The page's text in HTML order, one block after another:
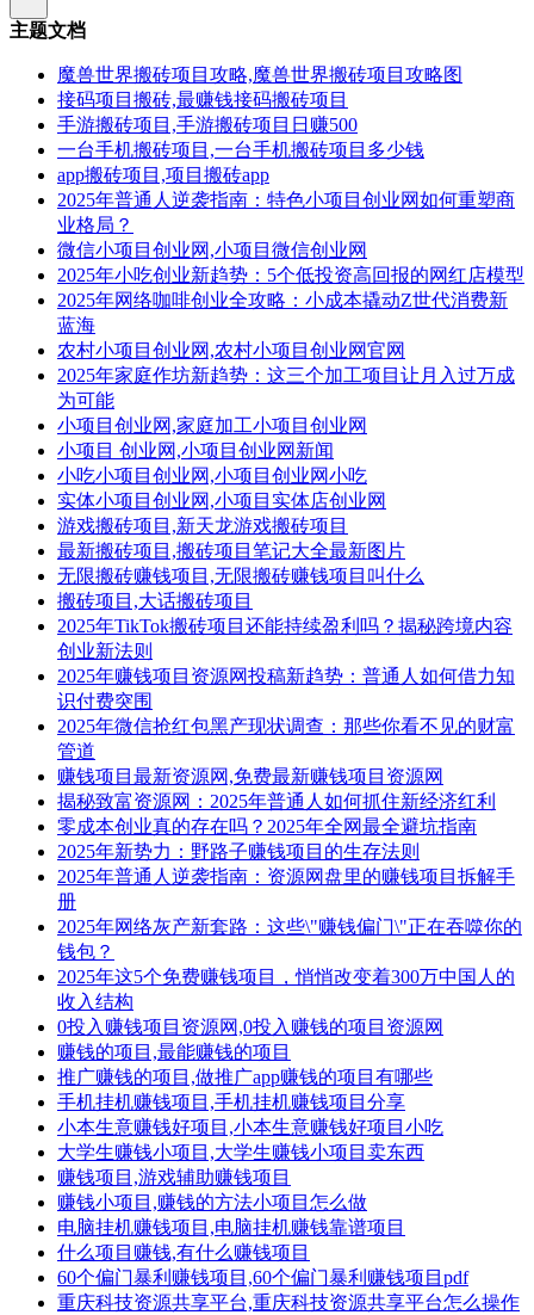
主题文档
魔兽世界搬砖项目攻略,魔兽世界搬砖项目攻略图
接码项目搬砖,最赚钱接码搬砖项目
手游搬砖项目,手游搬砖项目日赚500
一台手机搬砖项目,一台手机搬砖项目多少钱
app搬砖项目,项目搬砖app
2025年普通人逆袭指南：特色小项目创业网如何重塑商
业格局？
微信小项目创业网,小项目微信创业网
2025年小吃创业新趋势：5个低投资高回报的网红店模型
2025年网络咖啡创业全攻略：小成本撬动Z世代消费新
蓝海
农村小项目创业网,农村小项目创业网官网
2025年家庭作坊新趋势：这三个加工项目让月入过万成
为可能
小项目创业网,家庭加工小项目创业网
小项目 创业网,小项目创业网新闻
小吃小项目创业网,小项目创业网小吃
实体小项目创业网,小项目实体店创业网
游戏搬砖项目,新天龙游戏搬砖项目
最新搬砖项目,搬砖项目笔记大全最新图片
无限搬砖赚钱项目,无限搬砖赚钱项目叫什么
搬砖项目,大话搬砖项目
2025年TikTok搬砖项目还能持续盈利吗？揭秘跨境内容
创业新法则
2025年赚钱项目资源网投稿新趋势：普通人如何借力知
识付费突围
2025年微信抢红包黑产现状调查：那些你看不见的财富
管道
赚钱项目最新资源网,免费最新赚钱项目资源网
揭秘致富资源网：2025年普通人如何抓住新经济红利
零成本创业真的存在吗？2025年全网最全避坑指南
2025年新势力：野路子赚钱项目的生存法则
2025年普通人逆袭指南：资源网盘里的赚钱项目拆解手
册
2025年网络灰产新套路：这些\"赚钱偏门\"正在吞噬你的
钱包？
2025年这5个免费赚钱项目，悄悄改变着300万中国人的
收入结构
0投入赚钱项目资源网,0投入赚钱的项目资源网
赚钱的项目,最能赚钱的项目
推广赚钱的项目,做推广app赚钱的项目有哪些
手机挂机赚钱项目,手机挂机赚钱项目分享
小本生意赚钱好项目,小本生意赚钱好项目小吃
大学生赚钱小项目,大学生赚钱小项目卖东西
赚钱项目,游戏辅助赚钱项目
赚钱小项目,赚钱的方法小项目怎么做
电脑挂机赚钱项目,电脑挂机赚钱靠谱项目
什么项目赚钱,有什么赚钱项目
60个偏门暴利赚钱项目,60个偏门暴利赚钱项目pdf
重庆科技资源共享平台,重庆科技资源共享平台怎么操作